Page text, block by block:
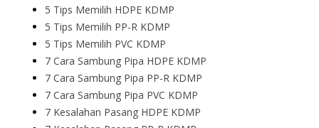
5 Tips Memilih HDPE KDMP
5 Tips Memilih PP-R KDMP
5 Tips Memilih PVC KDMP
7 Cara Sambung Pipa HDPE KDMP
7 Cara Sambung Pipa PP-R KDMP
7 Cara Sambung Pipa PVC KDMP
7 Kesalahan Pasang HDPE KDMP